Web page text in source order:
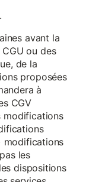
avant la
ou des
de la
proposées
à
CGV
modifications
modifications
les
dispositions